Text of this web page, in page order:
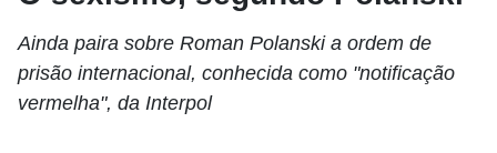
Ainda paira sobre Roman Polanski a ordem de
prisão internacional, conhecida como "notificação
vermelha", da Interpol